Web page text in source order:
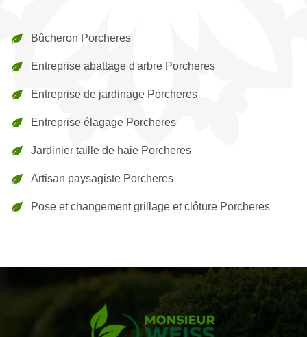
Bûcheron Porcheres
Entreprise abattage d'arbre Porcheres
Entreprise de jardinage Porcheres
Entreprise élagage Porcheres
Jardinier taille de haie Porcheres
Artisan paysagiste Porcheres
Pose et changement grillage et clôture Porcheres